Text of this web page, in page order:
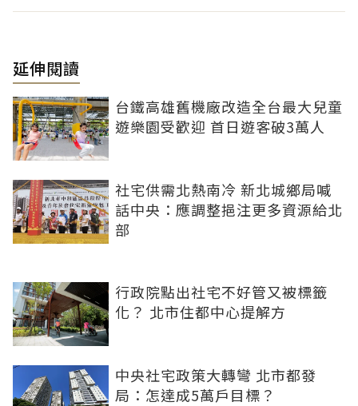
延伸閱讀
台鐵高雄舊機廠改造全台最大兒童
遊樂園受歡迎 首日遊客破3萬人
社宅供需北熱南冷 新北城鄉局喊
話中央：應調整挹注更多資源給北
部
行政院點出社宅不好管又被標籤
化？ 北市住都中心提解方
中央社宅政策大轉彎 北市都發
局：怎達成5萬戶目標？